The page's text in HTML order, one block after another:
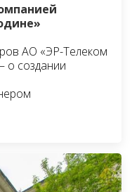
АО «ЭР-Телеком
о создании